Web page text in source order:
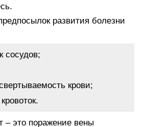
развития болезни
сосудов;
крови;
– это поражение вены